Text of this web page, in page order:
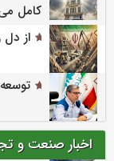
کامل
از
اخبار صنعت و